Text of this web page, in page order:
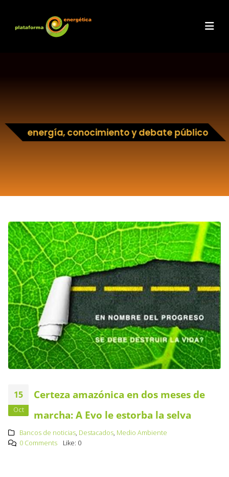
energía, conocimiento y debate público
15
Oct
Certeza amazónica en dos meses de
marcha: A Evo le estorba la selva
Bancos de noticias, Destacados, Medio Ambiente
0 Comments
Like: 0